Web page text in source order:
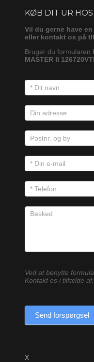
KØB DIT UR
Vil du gerne have
eller kontakt os på
Bruger du formularen
MASTER II
Ved at benytte
Kontakt os i tilfælde
Send forspørgsel
X